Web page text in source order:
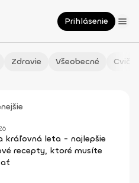
Prihlásenie
Zdravie Všeobecné
kráľovná leta - najlepšie
recepty, ktoré musíte